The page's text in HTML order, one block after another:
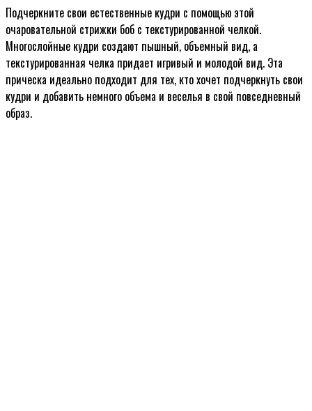
Подчеркните свои естественные кудри с помощью этой
очаровательной стрижки боб с текстурированной челкой.
Многослойные кудри создают пышный, объемный вид, а
текстурированная челка придает игривый и молодой вид. Эта
прическа идеально подходит для тех, кто хочет подчеркнуть свои
кудри и добавить немного объема и веселья в свой повседневный
образ.